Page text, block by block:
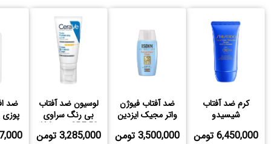
کرم ضد آفتاب
شیسیدو
6,450,000 تومن
ضد آفتاب فیوژن
واتر مجیک ایزدین
3,500,000 تومن
لوسیون ضد آفتاب
بی رنگ سراوی
SPF 50 مدل AM
3,285,000 تومن
ضد